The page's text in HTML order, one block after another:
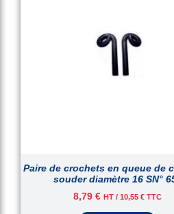
Paire de crochets en queue de
souder diamètre 16 SN°
8,79€ HT /10,55€ TTC